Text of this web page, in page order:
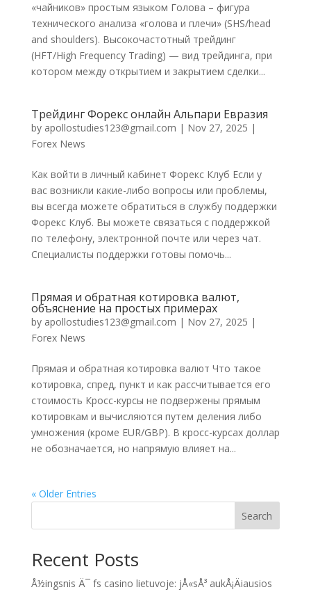
«чайников» простым языком Голова – фигура
технического анализа «голова и плечи» (SHS/head
and shoulders). Высокочастотный трейдинг
(HFT/High Frequency Trading) — вид трейдинга, при
котором между открытием и закрытием сделки...
Трейдинг Форекс онлайн Альпари Евразия
by apollostudies123@gmail.com | Nov 27, 2025 |
Forex News
Как войти в личный кабинет Форекс Клуб Если у
вас возникли какие-либо вопросы или проблемы,
вы всегда можете обратиться в службу поддержки
Форекс Клуб. Вы можете связаться с поддержкой
по телефону, электронной почте или через чат.
Специалисты поддержки готовы помочь...
Прямая и обратная котировка валют,
объяснение на простых примерах
by apollostudies123@gmail.com | Nov 27, 2025 |
Forex News
Прямая и обратная котировка валют Что такое
котировка, спред, пункт и как рассчитывается его
стоимость Кросс-курсы не подвержены прямым
котировкам и вычисляются путем деления либо
умножения (кроме EUR/GBP). В кросс-курсах доллар
не обозначается, но напрямую влияет на...
« Older Entries
Search
Recent Posts
Å½ingsnis Ä¯ fs casino lietuvoje: jÅ«sÅ³ aukÅ¡Äiausios